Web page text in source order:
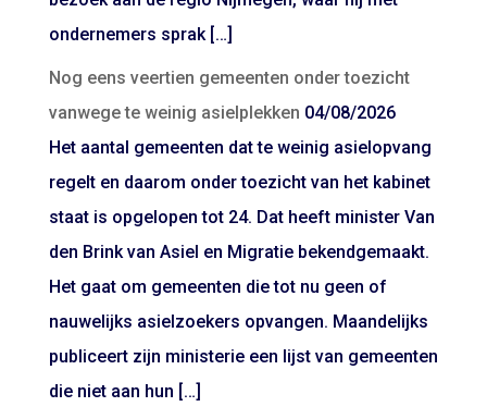
ondernemers sprak […]
Nog eens veertien gemeenten onder toezicht
vanwege te weinig asielplekken 04/08/2026
Het aantal gemeenten dat te weinig asielopvang
regelt en daarom onder toezicht van het kabinet
staat is opgelopen tot 24. Dat heeft minister Van
den Brink van Asiel en Migratie bekendgemaakt.
Het gaat om gemeenten die tot nu geen of
nauwelijks asielzoekers opvangen. Maandelijks
publiceert zijn ministerie een lijst van gemeenten
die niet aan hun […]